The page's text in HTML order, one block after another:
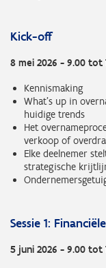
Kick-off
8 mei 2026 - 9.00 tot
Kennismaking
What's up in
huidige trends
Het
verkoop of
Elke deelnemer
strategische
Sessie 1:
5 juni 2026 - 9.00 tot